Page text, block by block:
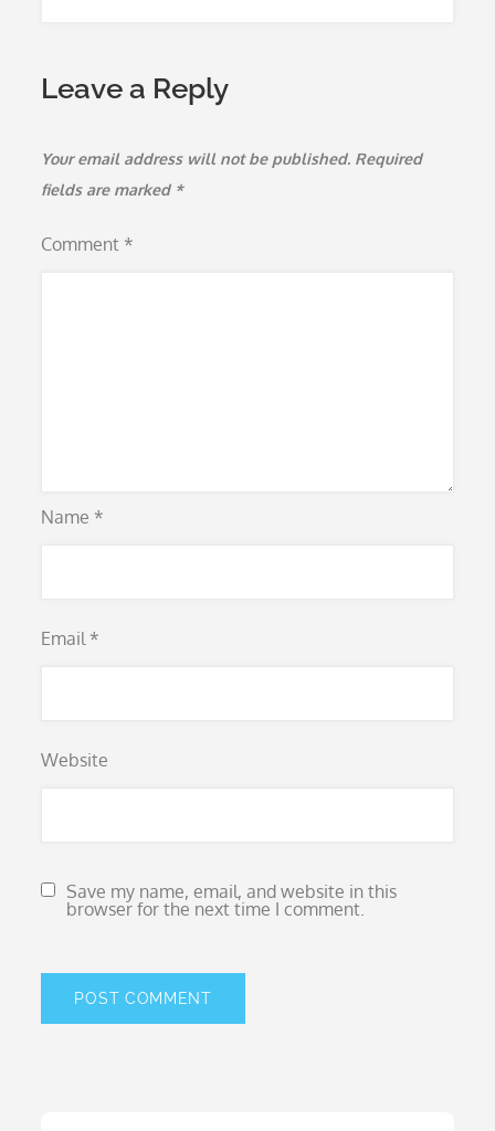
Leave a Reply
Your email address will not be published. Required
fields are marked *
Comment *
Name *
Email *
Website
Save my name, email, and website in this
browser for the next time I comment.